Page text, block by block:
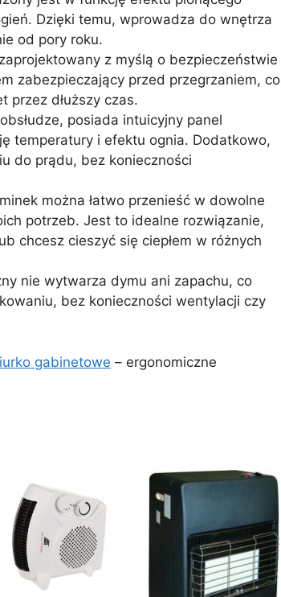
Dzięki temu, wprowadza do wnętrza
od pory roku.
z myślą o bezpieczeństwie
zabezpieczający przed przegrzaniem, co
przez dłuższy czas.
posiada intuicyjny panel
temperatury i efektu ognia. Dodatkowo,
do prądu, bez konieczności
można łatwo przenieść w dowolne
potrzeb. Jest to idealne rozwiązanie,
chcesz cieszyć się ciepłem w różnych
nie wytwarza dymu ani zapachu, co
bez konieczności wentylacji czy
gabinetowe – ergonomiczne